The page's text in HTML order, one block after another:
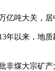
吨大关，居
来，地质
大宗矿